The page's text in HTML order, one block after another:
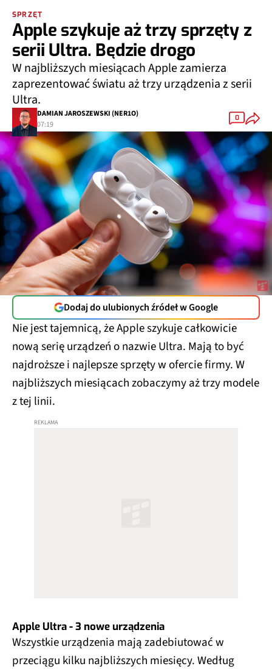
SPRZĘT
Apple szykuje aż trzy sprzęty z
serii Ultra. Będzie drogo
W najbliższych miesiącach Apple zamierza
zaprezentować światu aż trzy urządzenia z serii
Ultra.
DAMIAN JAROSZEWSKI (NER1O)
07:19
0
Dodaj do ulubionych źródeł w Google
Nie jest tajemnicą, że Apple szykuje całkowicie
nową serię urządzeń o nazwie Ultra. Mają to być
najdroższe i najlepsze sprzęty w ofercie firmy. W
najbliższych miesiącach zobaczymy aż trzy modele
z tej linii.
Apple Ultra - 3 nowe urządzenia
Wszystkie urządzenia mają zadebiutować w
przeciągu kilku najbliższych miesięcy. Według